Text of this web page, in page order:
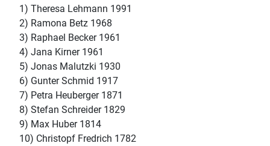
1) Theresa Lehmann 1991
2) Ramona Betz 1968
3) Raphael Becker 1961
4) Jana Kirner 1961
5) Jonas Malutzki 1930
6) Gunter Schmid 1917
7) Petra Heuberger 1871
8) Stefan Schreider 1829
9) Max Huber 1814
10) Christopf Fredrich 1782